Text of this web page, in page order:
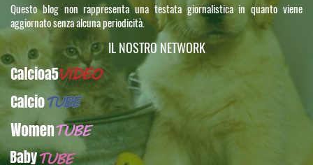
Questo blog non rappresenta una testata giornalistica in quanto viene
aggiornato senza alcuna periodicità.
IL NOSTRO NETWORK
Calcioa5Video
CalcioTUBE
WomenTUBE
BabyTUBE